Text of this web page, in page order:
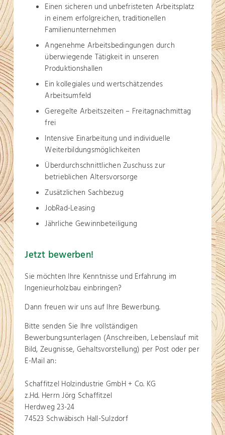
Einen sicheren und unbefristeten Arbeitsplatz
in einem erfolgreichen, traditionellen
Familienunternehmen
Angenehme Arbeitsbedingungen durch
überwiegende Tätigkeit in unseren
Produktionshallen
Ein kollegiales und wertschätzendes
Arbeitsumfeld
Geregelte Arbeitszeiten – Freitagnachmittag
frei
Intensive Einarbeitung und individuelle
Weiterbildungsmöglichkeiten
Überdurchschnittlichen Zuschuss zur
betrieblichen Altersvorsorge
Zusätzlichen Sachbezug
JobRad-Leasing
Jährliche Gewinnbeteiligung
Jetzt bewerben!
Sie möchten Ihre Kenntnisse und Erfahrung im
Ingenieurholzbau einbringen?
Dann freuen wir uns auf Ihre Bewerbung.
Bitte senden Sie Ihre vollständigen
Bewerbungsunterlagen (Anschreiben, Lebenslauf mit
Bild, Zeugnisse, Gehaltsvorstellung) per Post oder per
E-Mail an:
Schaffitzel Holzindustrie GmbH + Co. KG
z.Hd. Herrn Jörg Schaffitzel
Herdweg 23-24
74523 Schwäbisch Hall-Sulzdorf